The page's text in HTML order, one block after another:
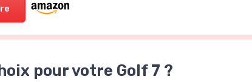
pour votre Golf 7 ?